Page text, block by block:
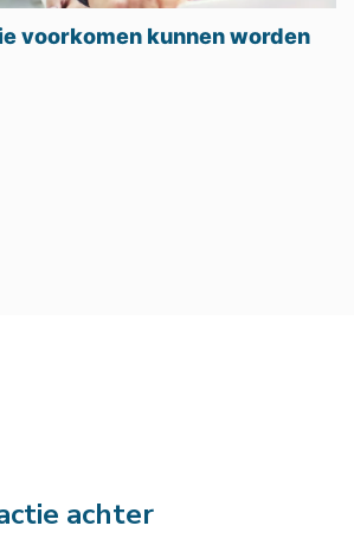
voorkomen kunnen worden
achter